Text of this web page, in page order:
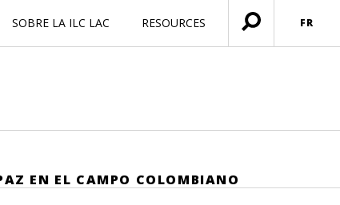
SOBRE LA ILC LAC RESOURCES
Ouvrir
menu
FR
EN EL CAMPO COLOMBIANO